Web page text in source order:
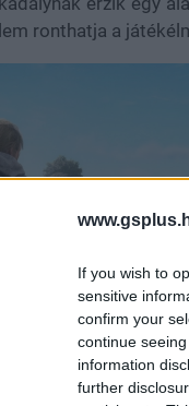
If you wish to
sensitive
confirm your
continue
information
further
ronthatja a